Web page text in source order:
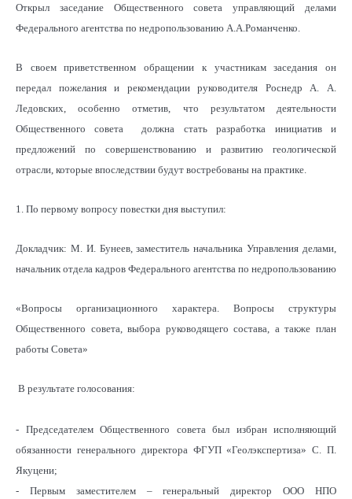
Открыл заседание Общественного совета управляющий делами
Федерального агентства по недропользованию А.А.Романченко.
В своем приветственном обращении к участникам заседания он
передал пожелания и рекомендации руководителя Роснедр А. А.
Ледовских, особенно отметив, что результатом деятельности
Общественного совета должна стать разработка инициатив и
предложений по совершенствованию и развитию геологической
отрасли, которые впоследствии будут востребованы на практике.
1. По первому вопросу повестки дня выступил:
Докладчик: М. И. Бунеев, заместитель начальника Управления делами,
начальник отдела кадров Федерального агентства по недропользованию
«Вопросы организационного характера. Вопросы структуры
Общественного совета, выбора руководящего состава, а также план
работы Совета»
В результате голосования:
- Председателем Общественного совета был избран исполняющий
обязанности генерального директора ФГУП «Геолэкспертиза» С. П.
Якуцени;
- Первым заместителем – генеральный директор ООО НПО